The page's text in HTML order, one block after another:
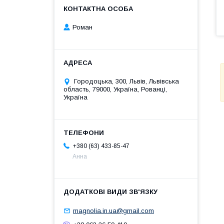
Роман
Городоцька, 300, Львів, Львівська
область, 79000, Україна, Рованці,
Україна
+380 (63) 433-85-47
Анна
magnolia.in.ua@gmail.com